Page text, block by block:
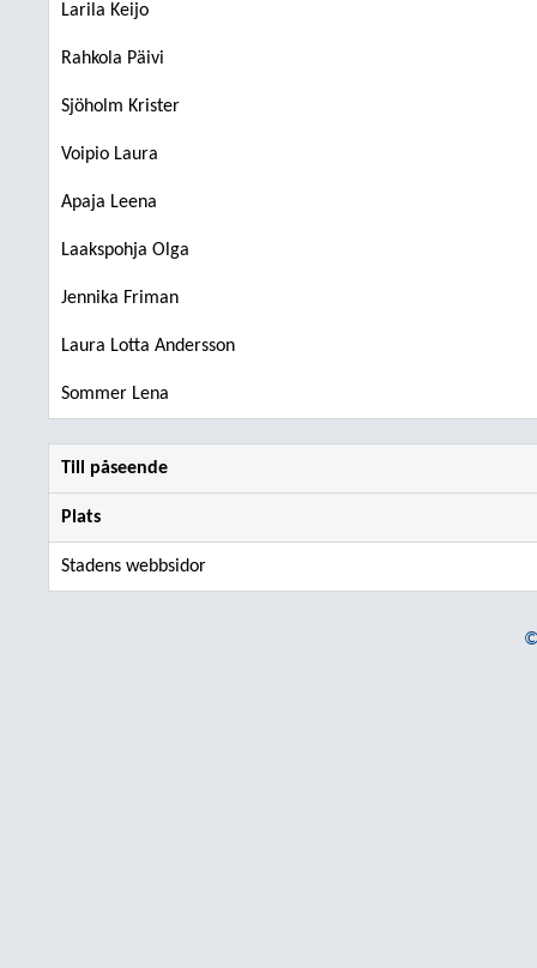
Larila Keijo
Rahkola Päivi
Sjöholm Krister
Voipio Laura
Apaja Leena
Laakspohja Olga
Jennika Friman
Laura Lotta Andersson
Sommer Lena
Till påseende
Plats
Stadens webbsidor